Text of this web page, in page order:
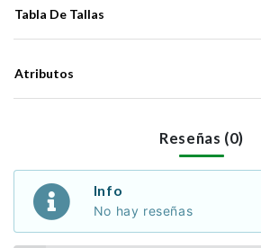
Tabla De Tallas
Atributos
Reseñas (0)
Info
No hay reseñas